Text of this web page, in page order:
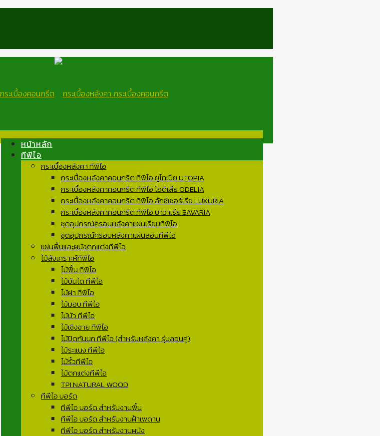
หน้าหลัก
ทีพีไอ
กระเบื้องหลังคา ทีพีไอ
กระเบื้องหลังคาคอนกรีต ทีพีไอ ยูโทเปีย UTOPIA
กระเบื้องหลังคาคอนกรีต ทีพีไอ โอดีเลีย ODELIA
กระเบื้องหลังคาคอนกรีต ทีพีไอ ลักซ์เชอร์เรีย LUXURIA
กระเบื้องหลังคาคอนกรีต ทีพีไอ บาวาเรีย BAVARIA
ชุดอุปกรณ์ครอบหลังคาแผ่นเรียบทีพีไอ
ชุดอุปกรณ์ครอบหลังคาแผ่นลอนทีพีไอ
แผ่นพื้นและผนังตกแต่งทีพีไอ
ไม้สังเคราะห์ทีพีไอ
ไม้พื้น ทีพีไอ
ไม้บันได ทีพีไอ
ไม้ฝา ทีพีไอ
ไม้มอบ ทีพีไอ
ไม้บัว ทีพีไอ
ไม้เชิงชาย ทีพีไอ
ไม้ปิดกันนก ทีพีไอ (สำหรับหลังคา รุ่นลอนคู่)
ไม้ระแนง ทีพีไอ
ไม้รั้วทีพีไอ
ไม้ตกแต่งทีพีไอ
TPI NATURAL WOOD
ทีพีไอ บอร์ด
ทีพีไอ บอร์ด สำหรับงานพื้น
ทีพีไอ บอร์ด สำหรับงานฝ้าเพดาน
ทีพีไอ บอร์ด สำหรับงานผนัง